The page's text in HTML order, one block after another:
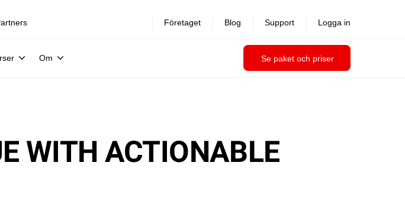
Om Se paket och priser
Företaget Blog Support Logga in
WITH ACTIONABLE